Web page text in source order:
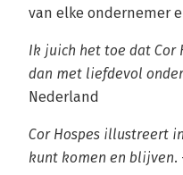
van elke ondernemer
Ik juich het toe dat Cor
dan met liefdevol
Nederland
Cor Hospes illustreert
kunt komen en blijven.